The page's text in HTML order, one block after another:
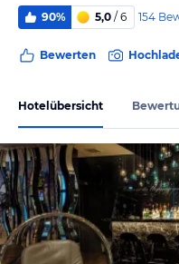
90% 5,0 / 6 154
Bewerten
Hotelübersicht